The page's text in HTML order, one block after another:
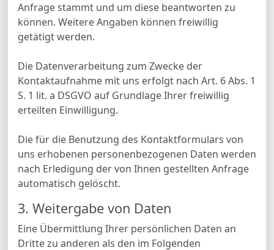
Anfrage stammt und um diese beantworten zu
können. Weitere Angaben können freiwillig
getätigt werden.
Die Datenverarbeitung zum Zwecke der
Kontaktaufnahme mit uns erfolgt nach Art. 6 Abs. 1
S. 1 lit. a DSGVO auf Grundlage Ihrer freiwillig
erteilten Einwilligung.
Die für die Benutzung des Kontaktformulars von
uns erhobenen personenbezogenen Daten werden
nach Erledigung der von Ihnen gestellten Anfrage
automatisch gelöscht.
3. Weitergabe von Daten
Eine Übermittlung Ihrer persönlichen Daten an
Dritte zu anderen als den im Folgenden